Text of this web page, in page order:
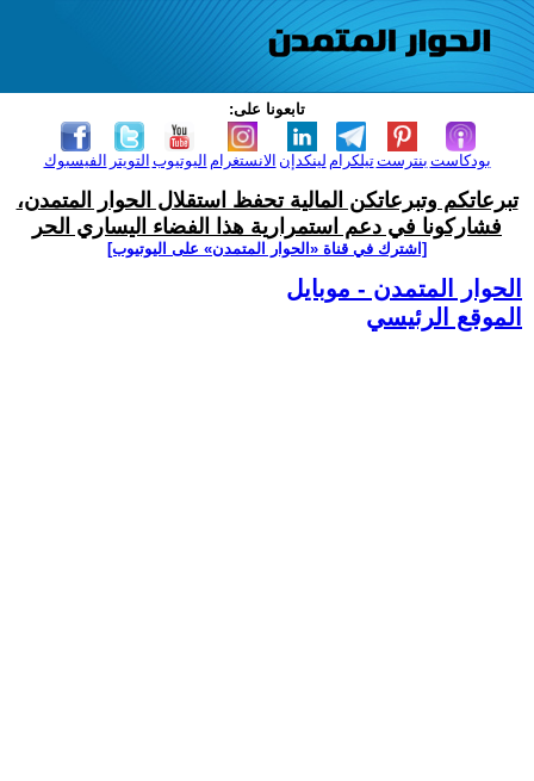
تابعونا على:
الفيسبوك التويتر اليوتيوب الانستغرام لينكدإن تيلكرامبنترست بودكاست
تبرعاتكم وتبرعاتكن المالية تحفظ استقلال الحوار المتمدن،
فشاركونا في دعم استمرارية هذا الفضاء اليساري الحر
[اشترك في قناة ‫«الحوار المتمدن» على اليوتيوب]
الحوار المتمدن - موبايل
الموقع الرئيسي